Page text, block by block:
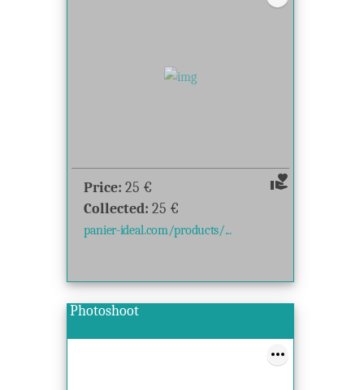
volunteer_activism
Price: 25 €
Collected: 25 €
panier-ideal.com/products/...
Photoshoot